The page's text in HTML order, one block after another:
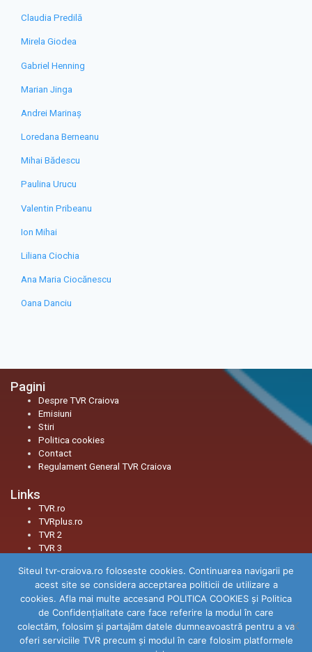
Claudia Predilă
Mirela Giodea
Gabriel Henning
Marian Jinga
Andrei Marinaș
Loredana Berneanu
Mihai Bădescu
Paulina Urucu
Valentin Pribeanu
Ion Mihai
Liliana Ciochia
Ana Maria Ciocănescu
Oana Danciu
Pagini
Despre TVR Craiova
Emisiuni
Stiri
Politica cookies
Contact
Regulament General TVR Craiova
Links
TVR.ro
TVRplus.ro
TVR 2
TVR 3
Social
Facebook
Youtube
Instagram
TikTok
Threads
Siteul tvr-craiova.ro foloseste cookies. Continuarea navigarii pe
acest site se considera acceptarea politicii de utilizare a
cookies. Afla mai multe accesand POLITICA COOKIES și Politica
de Confidenţialitate care face referire la modul în care
colectăm, folosim şi partajăm datele dumneavoastră pentru a va
oferi serviciile TVR precum şi modul în care folosim platformele